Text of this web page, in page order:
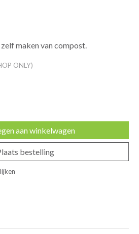
maken van compost.
ONLY)
aan winkelwagen
bestelling